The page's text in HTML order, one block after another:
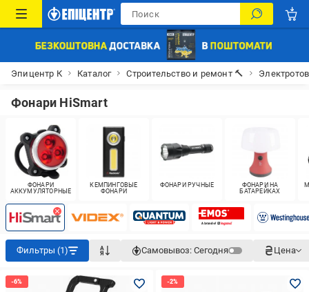
Эпицентр К Каталог Строительство и ремонт 🔨
Фонари HiSmart
ФОНАРИ
АККУМУЛЯТОРНЫЕ
КЕМПИНГОВЫЕ
ФОНАРИ
ФОНАРИ РУЧНЫЕ
ФОНАРИ НА
БАТАРЕЙКАХ
Фильтры (1) Самовывоз: Сегодня Цена